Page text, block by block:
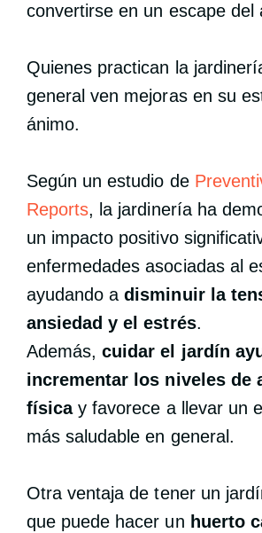
convertirse en un escape del
Quienes practican la
general ven mejoras en su
ánimo.
Según un estudio de
Reports, la jardinería ha
un impacto positivo
enfermedades asociadas al
ayudando a disminuir la
ansiedad y el estrés.
Además,cuidar el jardín
incrementar los niveles de
físicay favorece a llevar un
más saludable en general.
Otra ventaja de tener un
que puede hacer un huerto